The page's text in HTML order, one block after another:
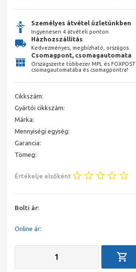
Személyes átvétel üzletünkben
Ingyenesen 4 átvételi ponton.
Házhozszállítás
Kedvezményes, megbízható, országos.
Csomagpont, csomagautomata
Országszerte többezer MPL és FOXPOST
csomagautomatába és csomagpontra!
Cikkszám:
Gyártói cikkszám:
Márka:
Mennyiségi egység:
Garancia:
Tömeg:
Értékelje elsőként
Bolti ár:
Online ár: